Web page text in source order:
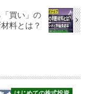
買い」の
料とは？